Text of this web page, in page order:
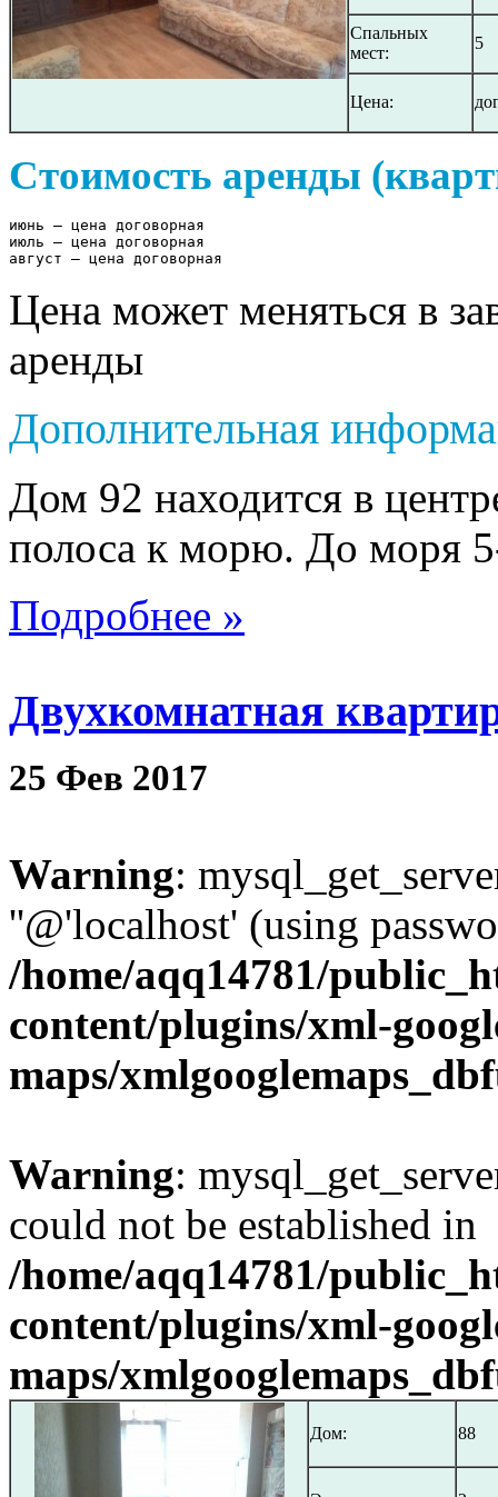
Спальных
мест:
5
Цена:
Стоимость аренды
июнь – цена договорная
июль – цена договорная
август – цена договорная
Цена может меняться в
аренды
Дополнительная
Дом 92 находится в
полоса к морю. До моря
Подробнее »
Двухкомнатная
25 Фев 2017
Warning:
''@'localhost' (using
/home/aqq14781/
content/plugins/xml-
maps/
Warning:
could not be established in
/home/aqq14781/
content/plugins/xml-
maps/
Дом: 88